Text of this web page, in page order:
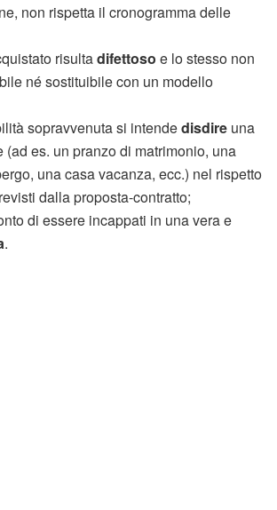
non rispetta il cronogramma delle
risultadifettoso e lo stesso non
né sostituibile con un modello
sopravvenuta si intendedisdire una
(ad es. un pranzo di matrimonio, una
una casa vacanza, ecc.) nel rispetto
dalla proposta-contratto;
di essere incappati in una vera e
.